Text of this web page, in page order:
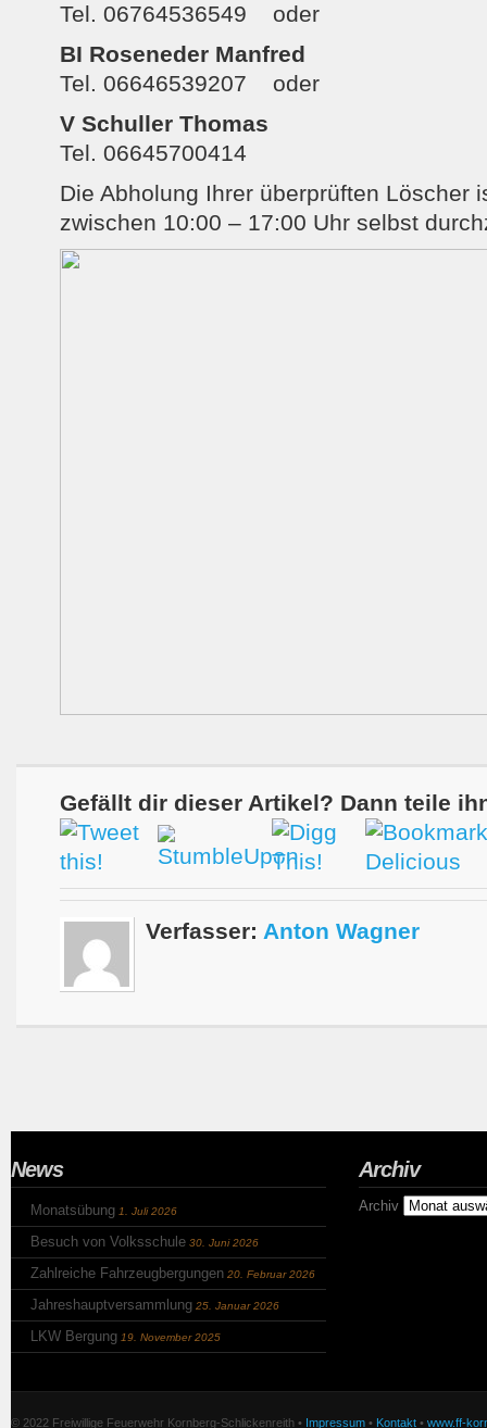
Tel. 06764536549 oder
BI Roseneder Manfred
Tel. 06646539207 oder
V Schuller Thomas
Tel. 06645700414
Die Abholung Ihrer überprüften Löscher
zwischen 10:00 – 17:00 Uhr selbst
Gefällt dir dieser Artikel? Dann teile
Verfasser: Anton Wagner
News
Monatsübung 1. Juli 2026
Besuch von Volksschule 30. Juni 2026
Zahlreiche Fahrzeugbergungen 20. Februar 2026
Jahreshauptversammlung 25. Januar 2026
LKW Bergung 19. November 2025
Archiv
Archiv
© 2022 Freiwillige Feuerwehr Kornberg-Schlickenreith • Impressum • Kontakt • www.ff-